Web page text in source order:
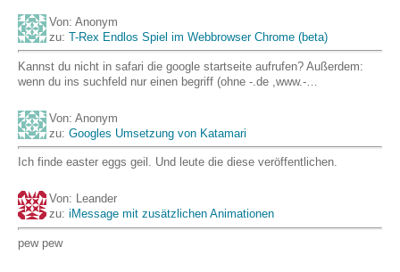
Von: Anonym
zu: T-Rex Endlos Spiel im Webbrowser Chrome (beta)
Kannst du nicht in safari die google startseite aufrufen? Außerdem:
wenn du ins suchfeld nur einen begriff (ohne -.de ,www.-…
Von: Anonym
zu: Googles Umsetzung von Katamari
Ich finde easter eggs geil. Und leute die diese veröffentlichen.
Von: Leander
zu: iMessage mit zusätzlichen Animationen
pew pew